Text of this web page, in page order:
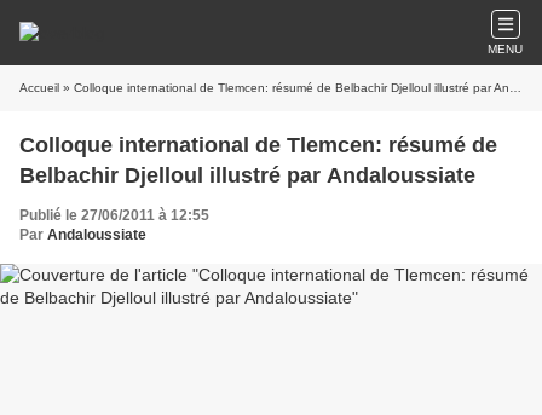
MENU
Accueil » Colloque international de Tlemcen: résumé de Belbachir Djelloul illustré par Andaloussiate
Colloque international de Tlemcen: résumé de
Belbachir Djelloul illustré par Andaloussiate
Publié le 27/06/2011 à 12:55
Par Andaloussiate